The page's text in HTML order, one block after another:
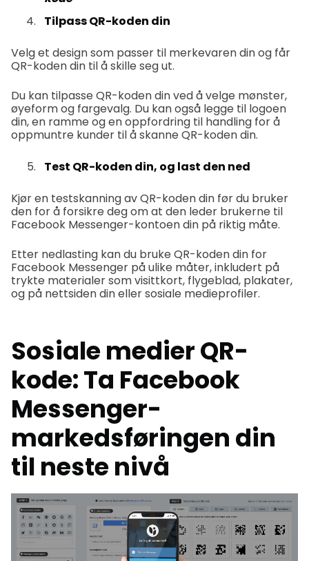
Tilpass QR-koden din
Velg et design som passer til merkevaren din og får
QR-koden din til å skille seg ut.
Du kan tilpasse QR-koden din ved å velge mønster,
øyeform og fargevalg. Du kan også legge til logoen
din, en ramme og en oppfordring til handling for å
oppmuntre kunder til å skanne QR-koden din.
Test QR-koden din, og last den ned
Kjør en testskanning av QR-koden din før du bruker
den for å forsikre deg om at den leder brukerne til
Facebook Messenger-kontoen din på riktig måte.
Etter nedlasting kan du bruke QR-koden din for
Facebook Messenger på ulike måter, inkludert på
trykte materialer som visittkort, flygeblad, plakater,
og på nettsiden din eller sosiale medieprofiler.
Sosiale medier QR-
kode: Ta Facebook
Messenger-
markedsføringen din
til neste nivå